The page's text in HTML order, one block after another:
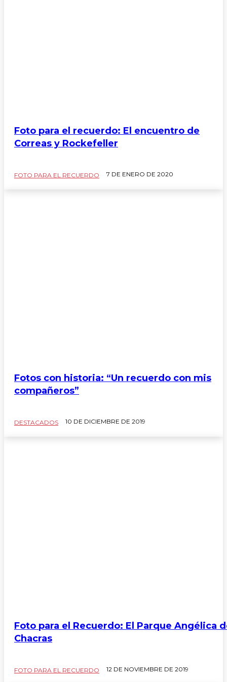
Foto para el recuerdo: El encuentro de
Correas y Rockefeller
FOTO PARA EL RECUERDO 7 DE ENERO DE 2020
Fotos con historia: “Un recuerdo con mis
compañeros”
DESTACADOS 10 DE DICIEMBRE DE 2019
Foto para el Recuerdo: El Parque Angélica
Chacras
FOTO PARA EL RECUERDO 12 DE NOVIEMBRE DE 2019